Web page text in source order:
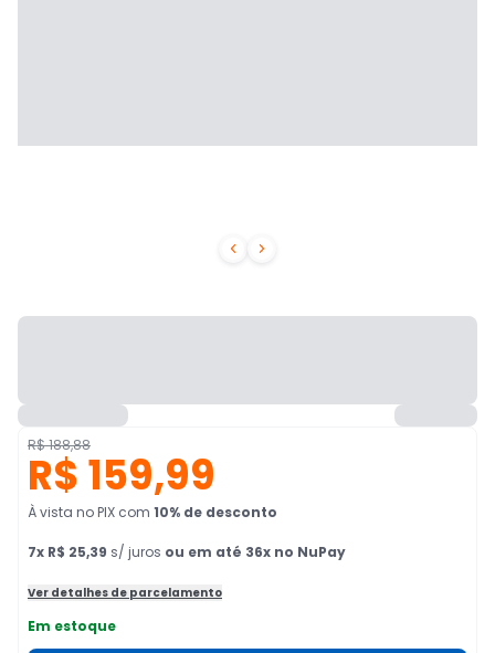
 
R$ 188,88
R$ 159,99
À vista no PIX com 10% de desconto
7x R$ 25,39 s/ juros ou em até 36x no NuPay
Ver detalhes de parcelamento
Em estoque